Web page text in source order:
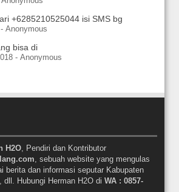
+6285210525044 isi SMS bg
- Anonymous
bisa di
- Anonymous
H2O, Pendiri dan Kontributor
, sebuah website yang mengulas
berita dan informasi seputar Kabupaten
dll. Hubungi Herman H2O di WA : 0857-